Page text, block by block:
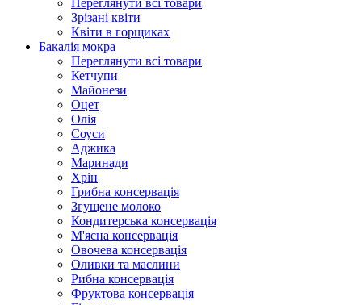
Переглянути всі товари
Зрізані квіти
Квіти в горщиках
Бакалія мокра
Переглянути всі товари
Кетчупи
Майонези
Оцет
Олія
Соуси
Аджика
Маринади
Хрін
Грибна консервація
Згущене молоко
Кондитерська консервація
М'ясна консервація
Овочева консервація
Оливки та маслини
Рибна консервація
Фруктова консервація